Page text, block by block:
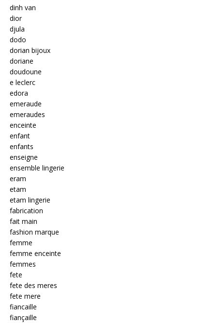
dinh van
dior
djula
dodo
dorian bijoux
doriane
doudoune
e leclerc
edora
emeraude
emeraudes
enceinte
enfant
enfants
enseigne
ensemble lingerie
eram
etam
etam lingerie
fabrication
fait main
fashion marque
femme
femme enceinte
femmes
fete
fete des meres
fete mere
fiancaille
fiançaille